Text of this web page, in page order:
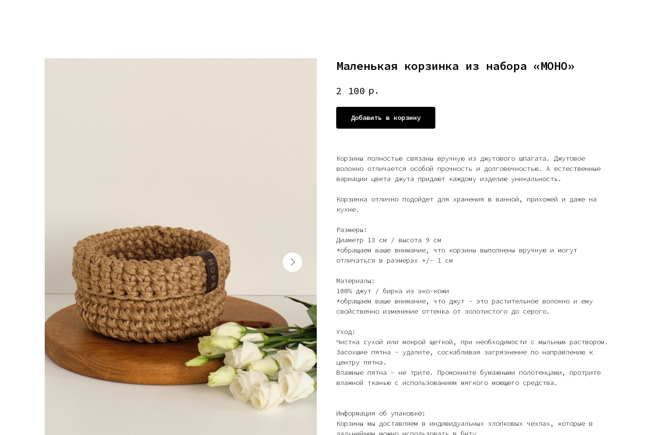
Маленькая корзинка из набора «МОНО»
2 100 р.
Добавить в корзину
Корзины полностью связаны вручную из джутового шпагата. Джутовое
волокно отличается особой прочность и долговечностью. А естественные
вариации цвета джута придают каждому изделию уникальность.
Корзинка отлично подойдет для хранения в ванной, прихожей и даже на
кухне.
Размеры:
Диаметр 13 см / высота 9 см
*обращаем ваше внимание, что корзины выполнены вручную и могут
отличаться в размерах +/- 1 см
Материалы:
100% джут / бирка из эко-кожи
*обращаем ваше внимание, что джут - это растительное волокно и ему
свойственно изменение оттенка от золотистого до серого.
Уход:
Чистка сухой или мокрой щеткой, при необходимости с мыльным раствором.
Засохшие пятна - удалите, соскабливая загрязнение по направлению к
центру пятна.
Влажные пятна - не трите. Промокните бумажными полотенцами, протрите
влажной тканью с использованием мягкого моющего средства.
Информация об упаковке:
Корзины мы доставляем в индивидуальных хлопковых чехлах, которые в